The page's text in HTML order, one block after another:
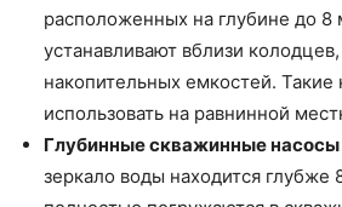
расположенных на глубине до 8
устанавливают вблизи
накопительных емкостей.
использовать на равнинной
Глубинные скважинные насосы
зеркало воды находится глубже